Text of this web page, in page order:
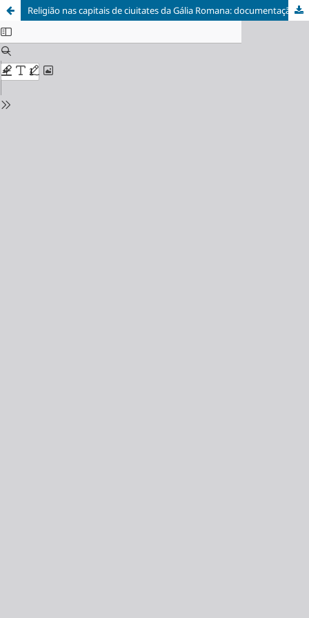
Religião nas capitais de ciuitates da Gália Romana: documentação arqueológica e teorias sociais